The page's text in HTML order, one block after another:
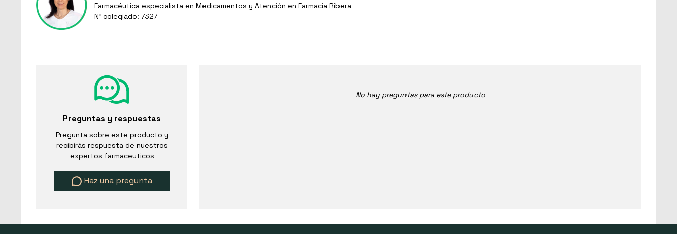
Farmacéutica especialista en Medicamentos y Atención en Farmacia Ribera
Nº colegiado: 7327
Preguntas y respuestas
Pregunta sobre este producto y
recibirás respuesta de nuestros
expertos farmaceuticos
Haz una pregunta
No hay preguntas para este producto